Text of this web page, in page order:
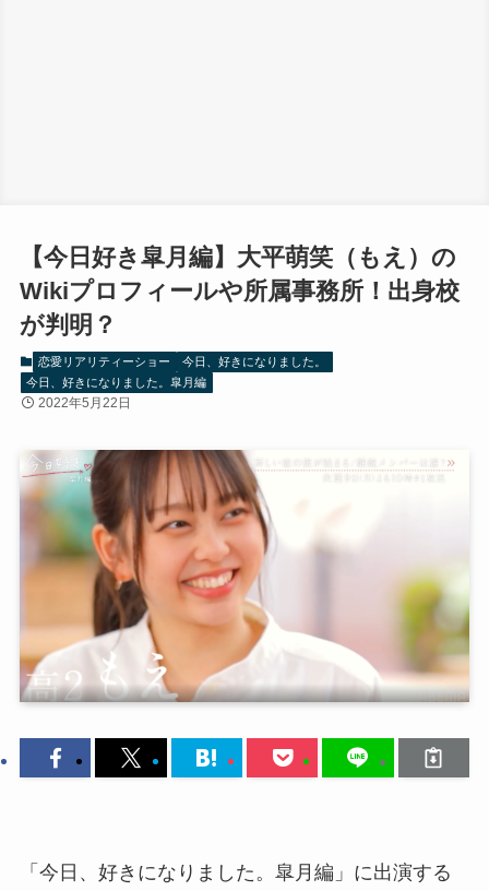
【今日好き皐月編】大平萌笑（もえ）の
Wikiプロフィールや所属事務所！出身校
が判明？
恋愛リアリティーショー
今日、好きになりました。
今日、好きになりました。皐月編
2022年5月22日
「今日、好きになりました。皐月編」に出演する